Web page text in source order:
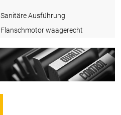
Sanitäre Ausführung
Flanschmotor waagerecht